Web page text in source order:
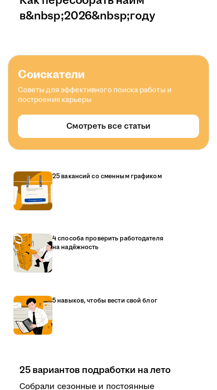
в&nbsp;2026&nbsp;году
Соискатели
Советы для эффективного поиска работы и
построения карьеры
Смотреть все статьи
25 вакансий со сменным графиком
4 способа проверить работодателя
на надёжность
5 навыков, чтобы вести свой блог
25 вариантов подработки на лето
Собрали сезонные и постоянные